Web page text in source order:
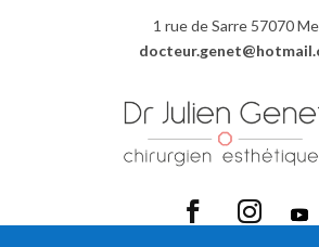
1 rue de Sarre 57070